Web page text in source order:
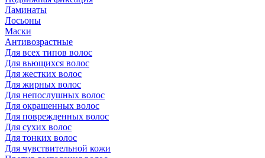
Ламинаты
Лосьоны
Маски
Антивозрастные
Для всех типов волос
Для вьющихся волос
Для жестких волос
Для жирных волос
Для непослушных волос
Для окрашенных волос
Для поврежденных волос
Для сухих волос
Для тонких волос
Для чувствительной кожи